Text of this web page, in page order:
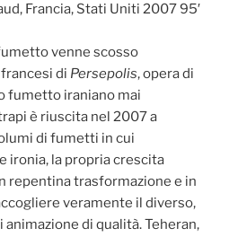
Francia, Stati Uniti 2007 95′
venne scosso
di Persepolis, opera di
fumetto iraniano mai
è riuscita nel 2007 a
di fumetti in cui
ironia, la propria crescita
repentina trasformazione e in
veramente il diverso,
di qualità. Teheran,